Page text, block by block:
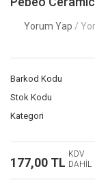
Yorum Yap /
Barkod Kodu
Stok Kodu
Kategori
177,00 TL
KDV
DAHİL